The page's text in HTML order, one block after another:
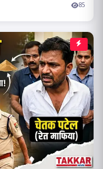
85